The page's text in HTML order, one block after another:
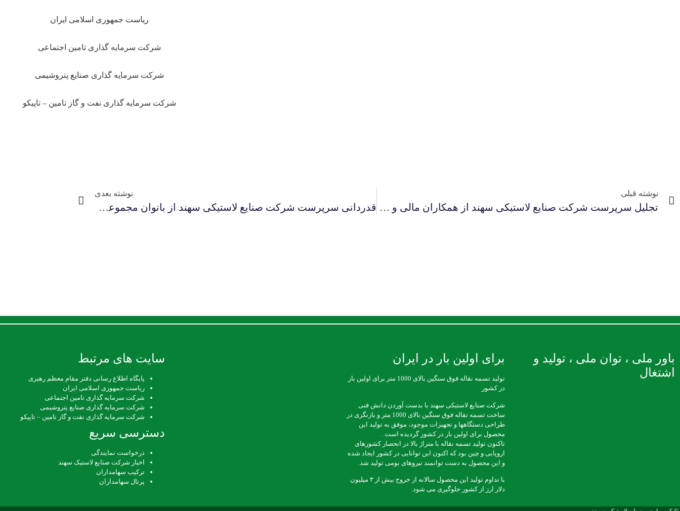
ریاست جمهوری اسلامی ایران
شرکت سرمایه گذاری تامین اجتماعی
شرکت سرمایه گذاری صنایع پتروشیمی
شرکت سرمایه گذاری نفت و گاز تامین – تاپیکو
نوشته قبلی
تجلیل سرپرست شرکت صنایع لاستیکی سهند از همکاران مالی و حسابداری به مناسبت فرا رسیدن روز حسابدار
نوشته بعدی
قدردانی سرپرست شرکت صنایع لاستیکی سهند از بانوان مجموعه به مناسبت روز زن
باور ملی ، توان ملی ، تولید و
اشتغال
برای اولین بار در ایران
تولید تسمه نقاله فوق سنگین بالای 1000 متر برای اولین بار
در کشور
شرکت صنایع لاستیکی سهند با بدست آوردن دانش فنی
ساخت تسمه نقاله فوق سنگین بالای 1000 متر و بازنگری در
طراحی دستگاهها و تجهیزات موجود، موفق به تولید این
محصول برای اولین بار در کشور گردیده است .
تاکنون تولید تسمه نقاله با متراژ بالا در انحصار کشورهای
اروپایی و چین بود که اکنون این توانایی در کشور ایجاد شده
و این محصول به دست توانمند نیروهای بومی تولید شد.
با تداوم تولید این محصول سالانه از خروج بیش از ۳ میلیون
دلار ارز از کشور جلوگیری می شود.
سایت های مرتبط
پایگاه اطلاع رسانی دفتر مقام معظم رهبری
ریاست جمهوری اسلامی ایران
شرکت سرمایه گذاری تامین اجتماعی
شرکت سرمایه گذاری صنایع پتروشیمی
شرکت سرمایه گذاری نفت و گاز تامین – تاپیکو
دسترسی سریع
درخواست نمایندگی
اخبار شرکت صنایع لاستیک سهند
ترکیب سهامداران
پرتال سهامداران